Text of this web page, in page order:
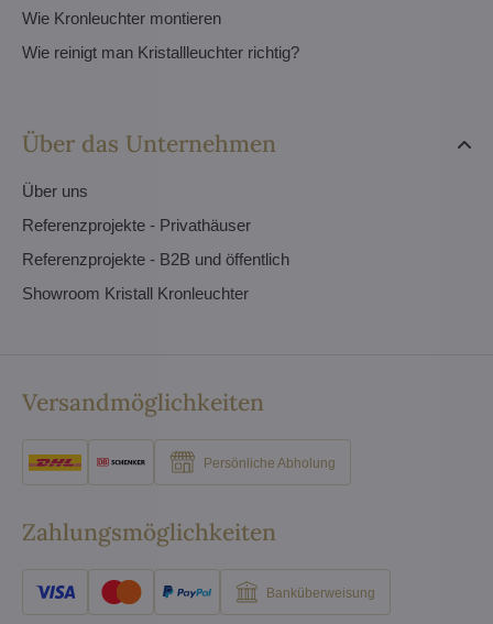
Wie Kronleuchter montieren
Wie reinigt man Kristallleuchter richtig?
Über das Unternehmen
Über uns
Referenzprojekte - Privathäuser
Referenzprojekte - B2B und öffentlich
Showroom Kristall Kronleuchter
Versandmöglichkeiten
Persönliche Abholung
Zahlungsmöglichkeiten
Banküberweisung